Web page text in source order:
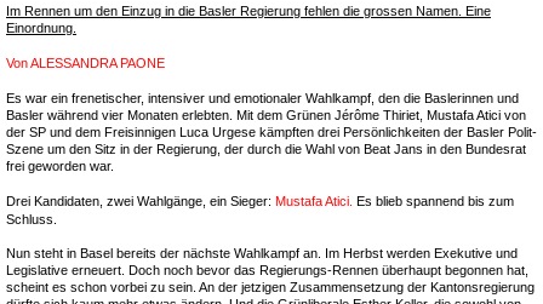
Im Rennen um den Einzug in die Basler Regierung fehlen die grossen Namen. Eine
Einordnung.
VonALESSANDRA PAONE
Es war ein frenetischer, intensiver und emotionaler Wahlkampf, den die Baslerinnen und
Basler während vier Monaten erlebten. Mit dem Grünen Jérôme Thiriet, Mustafa Atici von
der SP und dem Freisinnigen Luca Urgese kämpften drei Persönlichkeiten der Basler Polit-
Szene um den Sitz in der Regierung, der durch die Wahl von Beat Jans in den Bundesrat
frei geworden war.
Drei Kandidaten, zwei Wahlgänge, ein Sieger: Mustafa Atici. Es blieb spannend bis zum
Schluss.
Nun steht in Basel bereits der nächste Wahlkampf an. Im Herbst werden Exekutive und
Legislative erneuert. Doch noch bevor das Regierungs-Rennen überhaupt begonnen hat,
scheint es schon vorbei zu sein. An der jetzigen Zusammensetzung der Kantonsregierung